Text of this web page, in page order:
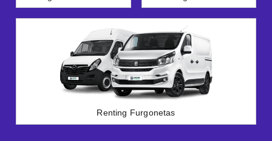
Renting Furgonetas